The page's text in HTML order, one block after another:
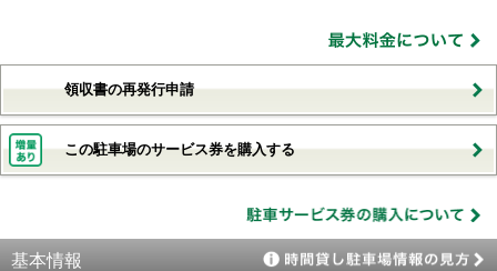
領収書の再発行申請
この駐車場のサービス券を購入する
基本情報